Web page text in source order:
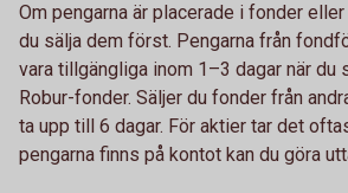
Om pengarna är placerade i fonder
du sälja dem först. Pengarna från
vara tillgängliga inom 1–3 dagar när du
Robur-fonder. Säljer du fonder från
ta upp till 6 dagar. För aktier tar det
pengarna finns på kontot kan du göra